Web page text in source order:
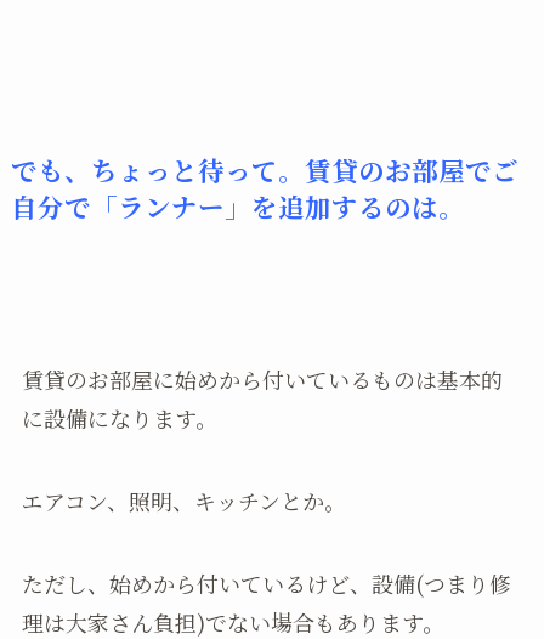
でも、ちょっと待って。 賃貸のお部屋でご
自分で「ランナー」を追加するのは。
賃貸のお部屋に始めから付いているものは基本的
に設備になります。
エアコン、照明、キッチンとか。
ただし、始めから付いているけど、設備(つまり修
理は大家さん負担)でない場合もあります。